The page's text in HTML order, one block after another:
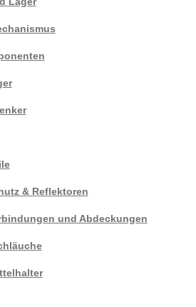
& Reflektoren
und Abdeckungen